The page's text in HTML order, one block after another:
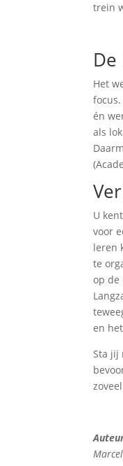
trein
Het
én
als
U
voor
leren
te
op de
en
Sta jij